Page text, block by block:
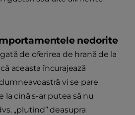
nedorite
de oferirea de hrană de la
aceasta încurajează
vi se pare
la cină s-ar putea să nu
„plutind” deasupra